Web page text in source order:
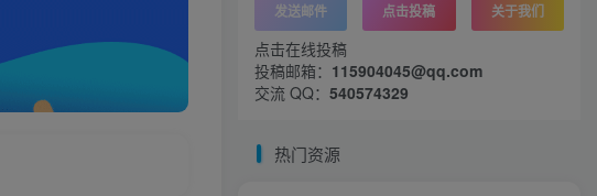
发送邮件 点击投稿 关于我们
点击在线投稿
投稿邮箱： 115904045@qq.com
交流 QQ： 540574329
热门资源